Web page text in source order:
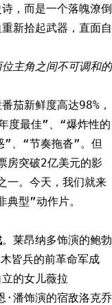
，而是一个落魄潦倒
新拾起武器，直面自
主角之间不可调和的
茄新鲜度高达98%，
度最佳”、“爆炸性的
”、“节奏拖沓”。但
房突破2亿美元的影
一。今天，我们就来
型”动作片。
。莱昂纳多饰演的鲍勃
皆兵的前革命军成
的女儿薇拉
潘饰演的宿敌洛克乔